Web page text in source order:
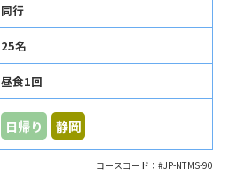
同行
25名
昼食1回
日帰り 静岡
コースコード：#JP-NTMS-90